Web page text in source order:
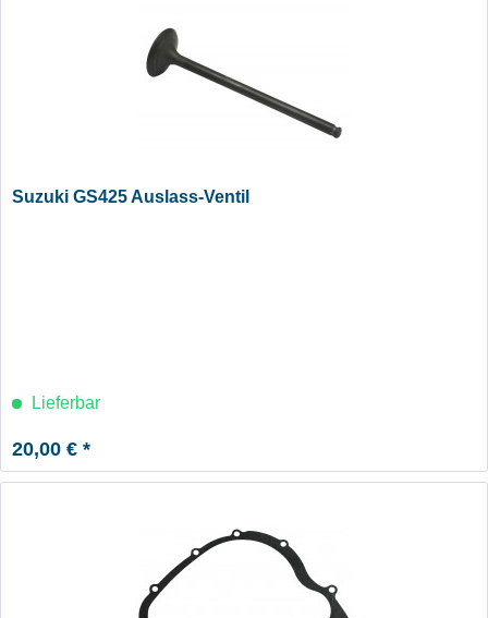
Suzuki GS425 Auslass-Ventil
Lieferbar
20,00 € *